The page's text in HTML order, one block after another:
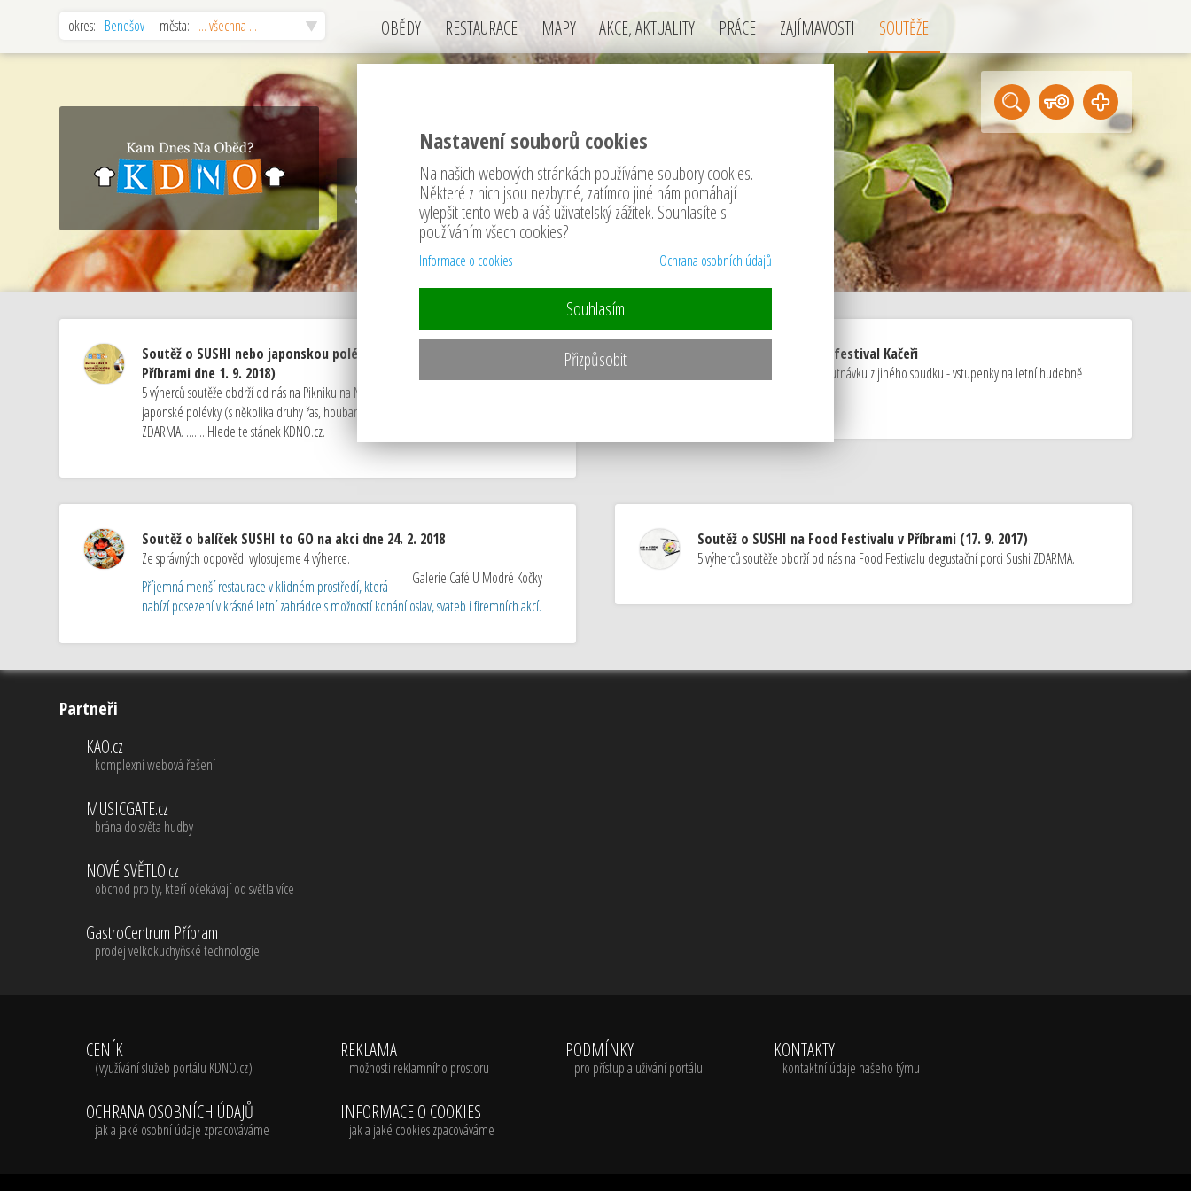
okres: Benešov města: ... všechna ... OBĚDY RESTAURACE MAPY AKCE, AKTUALITY PRÁCE ZAJÍMAVOSTI SOUTĚŽE
Soutěže
Soutěž o SUSHI nebo japonskou polévku na Pikniku na Nováku (v
Příbrami dne 1. 9. 2018)
5 výherců soutěže obdrží od nás na Pikniku na Nováku degustační porci Sushi nebo
japonské polévky (s několika druhy řas, houbami Shiitake a pohankovými nudlemi)
ZDARMA. ....... Hledejte stánek KDNO.cz.
Soutěž o vstupenky na festival Kačeři
Tentokrát pro Vás máme ochutnávku z jiného soudku - vstupenky na letní hudebně
Soutěž o balíček SUSHI to GO na akci dne 24. 2. 2018
Ze správných odpovědi vylosujeme 4 výherce.
Galerie Café U Modré Kočky
Příjemná menší restaurace v klidném prostředí, která
nabízí posezení v krásné letní zahrádce s možností konání oslav, svateb i firemních akcí.
Soutěž o SUSHI na Food Festivalu v Příbrami (17. 9. 2017)
5 výherců soutěže obdrží od nás na Food Festivalu degustační porci Sushi ZDARMA.
Partneři
KAO.cz
komplexní webová řešení
MUSICGATE.cz
brána do světa hudby
NOVÉ SVĚTLO.cz
obchod pro ty, kteří očekávají od světla více
GastroCentrum Příbram
prodej velkokuchyňské technologie
CENÍK
(využívání služeb portálu KDNO.cz)
OCHRANA OSOBNÍCH ÚDAJŮ
jak a jaké osobní údaje zpracováváme
REKLAMA
možnosti reklamního prostoru
INFORMACE O COOKIES
jak a jaké cookies zpacováváme
PODMÍNKY
pro přístup a uživání portálu
KONTAKTY
kontaktní údaje našeho týmu
Nastavení souborů cookies
Na našich webových stránkách používáme soubory cookies.
Některé z nich jsou nezbytné, zatímco jiné nám pomáhají
vylepšit tento web a váš uživatelský zážitek. Souhlasíte s
používáním všech cookies?
Informace o cookies Ochrana osobních údajů
Souhlasím
Přizpůsobit